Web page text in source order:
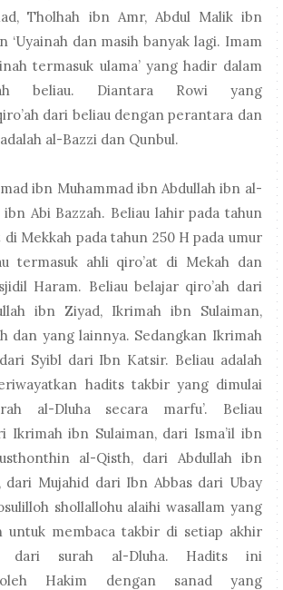
Tholhah ibn Amr, Abdul Malik ibn
‘Uyainah dan masih banyak lagi. Imam
termasuk ulama’ yang hadir dalam
beliau. Diantara Rowi yang
dari beliau dengan perantara dan
al-Bazzi dan Qunbul.
ibn Muhammad ibn Abdullah ibn al-
Abi Bazzah. Beliau lahir pada tahun
di Mekkah pada tahun 250 H pada umur
termasuk ahli qiro’at di Mekah dan
Haram. Beliau belajar qiro’ah dari
ibn Ziyad, Ikrimah ibn Sulaiman,
dan yang lainnya. Sedangkan Ikrimah
Syibl dari Ibn Katsir. Beliau adalah
hadits takbir yang dimulai
al-Dluha secara marfu’. Beliau
Ikrimah ibn Sulaiman, dari Isma’il ibn
al-Qisth, dari Abdullah ibn
dari Mujahid dari Ibn Abbas dari Ubay
shollallohu alaihi wasallam yang
untuk membaca takbir di setiap akhir
dari surah al-Dluha. Hadits ini
Hakim dengan sanad yang